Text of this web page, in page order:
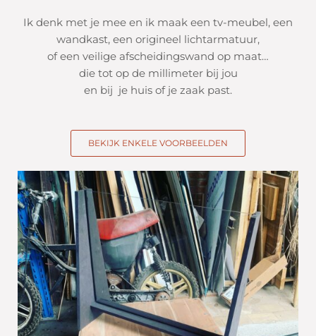
Ik denk met je mee en ik maak een tv-meubel, een
wandkast, een origineel lichtarmatuur,
of een veilige afscheidingswand op maat…
die tot op de millimeter bij jou
en bij je huis of je zaak past.
BEKIJK ENKELE VOORBEELDEN